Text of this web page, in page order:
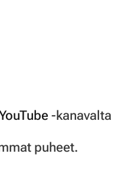
-kanavalta
puheet.